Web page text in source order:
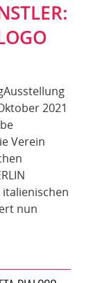
2021
Verein
nun